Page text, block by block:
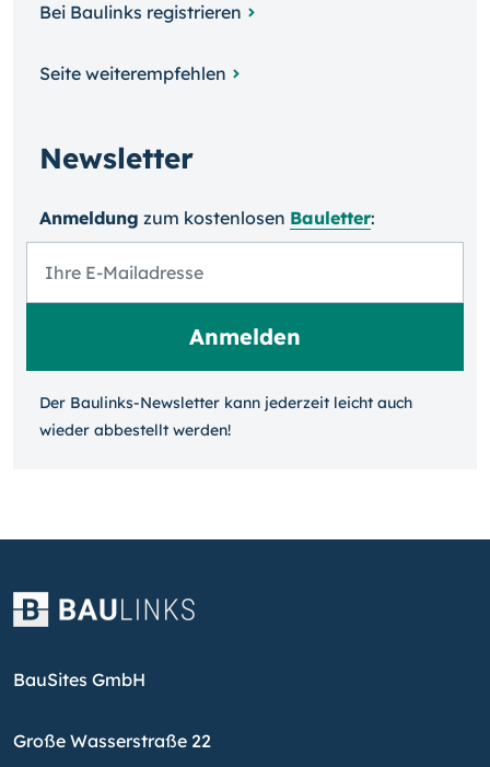
Bei Baulinks registrieren
Seite weiterempfehlen
Newsletter
Anmeldung zum kosten­losen Bauletter:
Der Baulinks-Newsletter kann jeder­zeit leicht auch
wieder ab­bestellt werden!
BauSites GmbH
Große Wasserstraße 22